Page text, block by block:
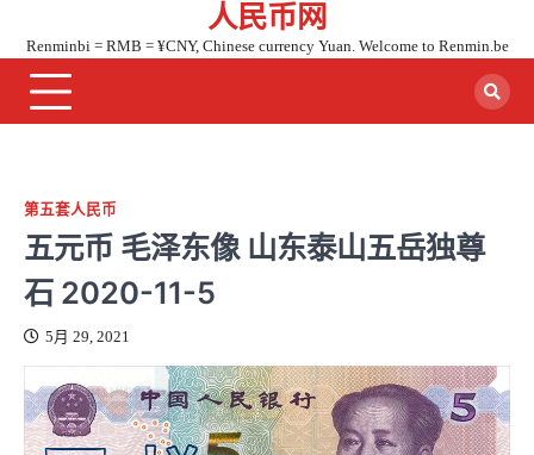
content
人民币网
Renminbi = RMB = ¥CNY, Chinese currency Yuan. Welcome to Renmin.be
第五套人民币
五元币 毛泽东像 山东泰山五岳独尊
石 2020-11-5
5月 29, 2021